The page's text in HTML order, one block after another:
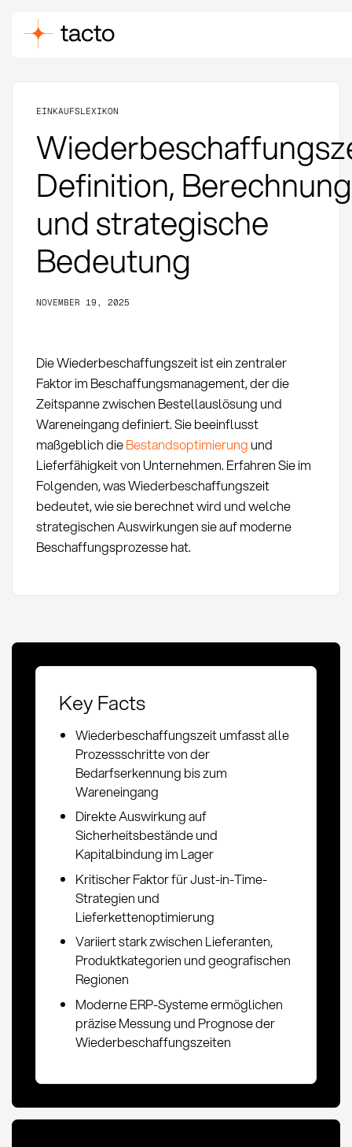
EINKAUFSLEXIKON
Definition, Berechnung
und strategische
Bedeutung
NOVEMBER 19, 2025
Die Wiederbeschaffungszeit ist ein zentraler
Faktor im Beschaffungsmanagement, der die
Zeitspanne zwischen Bestellauslösung und
Wareneingang definiert. Sie beeinflusst
maßgeblich dieBestandsoptimierung und
Lieferfähigkeit von Unternehmen. Erfahren Sie im
Folgenden, was Wiederbeschaffungszeit
bedeutet, wie sie berechnet wird und welche
strategischen Auswirkungen sie auf moderne
Beschaffungsprozesse hat.
Key Facts
Wiederbeschaffungszeit umfasst alle
Prozessschritte von der
Bedarfserkennung bis zum
Wareneingang
Direkte Auswirkung auf
Sicherheitsbestände und
Kapitalbindung im Lager
Kritischer Faktor für Just-in-Time-
Strategien und
Lieferkettenoptimierung
Variiert stark zwischen Lieferanten,
Produktkategorien und geografischen
Regionen
Moderne ERP-Systeme ermöglichen
präzise Messung und Prognose der
Wiederbeschaffungszeiten